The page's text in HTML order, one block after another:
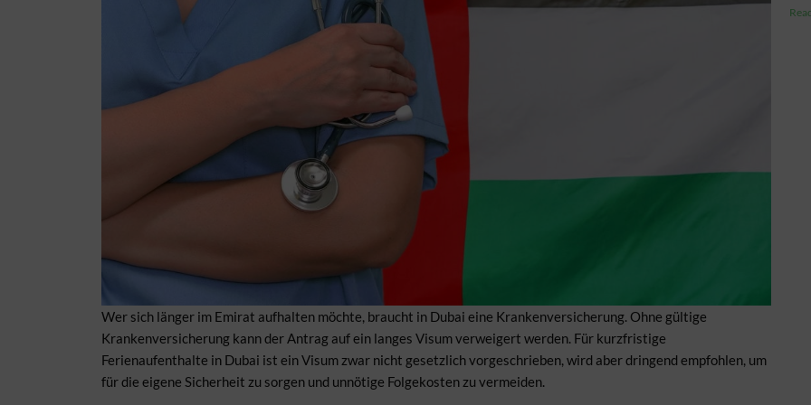
Wer sich länger im Emirat aufhalten möchte, braucht in Dubai eine Krankenversicherung. Ohne gültige
Krankenversicherung kann der Antrag auf ein langes Visum verweigert werden. Für kurzfristige
Ferienaufenthalte in Dubai ist ein Visum zwar nicht gesetzlich vorgeschrieben, wird aber dringend empfohlen, um
für die eigene Sicherheit zu sorgen und unnötige Folgekosten zu vermeiden.